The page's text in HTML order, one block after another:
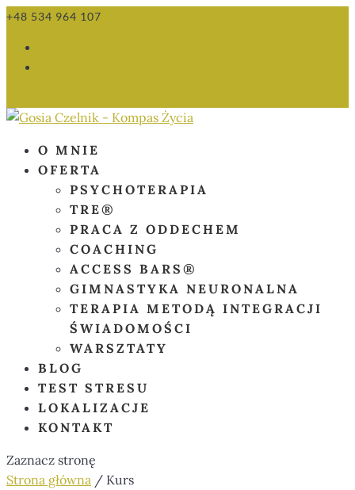
+48 534 964 107
O MNIE
OFERTA
PSYCHOTERAPIA
TRE®
PRACA Z ODDECHEM
COACHING
ACCESS BARS®
GIMNASTYKA NEURONALNA
TERAPIA METODĄ INTEGRACJI
ŚWIADOMOŚCI
WARSZTATY
BLOG
TEST STRESU
LOKALIZACJE
KONTAKT
Zaznacz stronę
Strona główna / Kurs